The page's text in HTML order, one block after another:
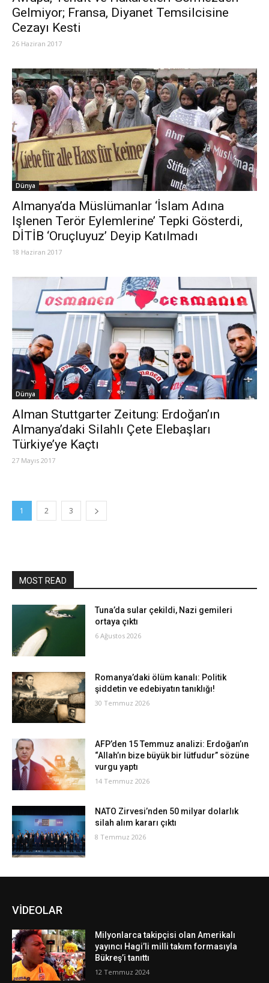
Gelmiyor; Fransa, Diyanet Temsilcisine
Cezayı Kesti
26 Haziran 2017
Dünya
Almanya’da Müslümanlar ‘İslam Adına
Işlenen Terör Eylemlerine’ Tepki Gösterdi,
DİTİB ‘Oruçluyuz’ Deyip Katılmadı
18 Haziran 2017
Dünya
Alman Stuttgarter Zeitung: Erdoğan’ın
Almanya’daki Silahlı Çete Elebaşları
Türkiye’ye Kaçtı
27 Mayıs 2017
1 2 3
MOST READ
Tuna’da sular çekildi, Nazi gemileri
ortaya çıktı
6 Ağustos 2026
Romanya’daki ölüm kanalı: Politik
şiddetin ve edebiyatın tanıklığı!
30 Temmuz 2026
AFP’den 15 Temmuz analizi: Erdoğan’ın
“Allah’ın bize büyük bir lütfudur” sözüne
vurgu yaptı
14 Temmuz 2026
NATO Zirvesi’nden 50 milyar dolarlık
silah alım kararı çıktı
8 Temmuz 2026
VİDEOLAR
Milyonlarca takipçisi olan Amerikalı
yayıncı Hagi’li milli takım formasıyla
Bükreş’i tanıttı
12 Temmuz 2024